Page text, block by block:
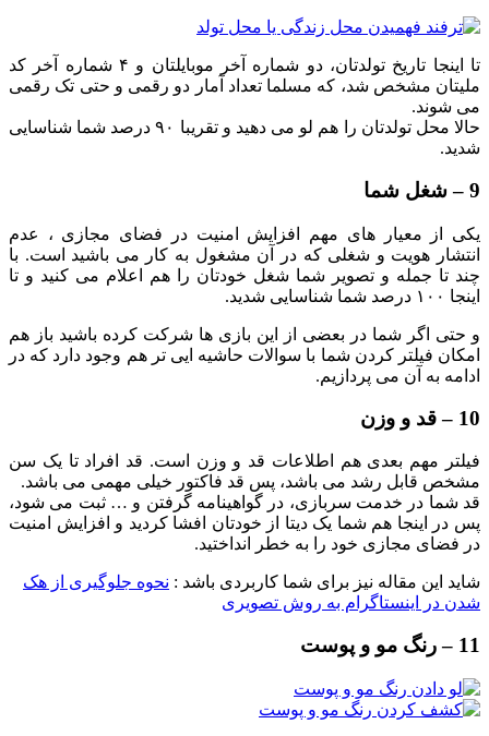
تا اینجا تاریخ تولدتان، دو شماره آخر موبایلتان و ۴ شماره آخر کد
ملیتان مشخص شد، که مسلما تعداد آمار دو رقمی و حتی تک رقمی
می شوند.
حالا محل تولدتان را هم لو می دهید و تقریبا ۹۰ درصد شما شناسایی
شدید.
9 – شغل شما
یکی از معیار های مهم افزایش امنیت در فضای مجازی ، عدم
انتشار هویت و شغلی که در آن مشغول به کار می باشید است. با
چند تا جمله و تصویر شما شغل خودتان را هم اعلام می کنید و تا
اینجا ۱۰۰ درصد شما شناسایی شدید.
و حتی اگر شما در بعضی از این بازی ها شرکت کرده باشید باز هم
امکان فیلتر کردن شما با سوالات حاشیه ایی تر هم وجود دارد که در
ادامه به آن می پردازیم.
10 – قد و وزن
فیلتر مهم بعدی هم اطلاعات قد و وزن است. قد افراد تا یک سن
مشخص قابل رشد می باشد، پس قد فاکتور خیلی مهمی می باشد.
قد شما در خدمت سربازی، در گواهینامه گرفتن و … ثبت می شود،
پس در اینجا هم شما یک دیتا از خودتان افشا کردید و افزایش امنیت
در فضای مجازی خود را به خطر انداختید.
شاید این مقاله نیز برای شما کاربردی باشد : نحوه جلوگیری از هک
شدن در اینستاگرام به روش تصویری
11 – رنگ مو و پوست